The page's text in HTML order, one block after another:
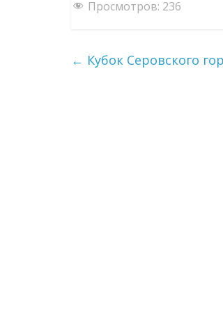
Просмотров: 236
← Кубок Серовского